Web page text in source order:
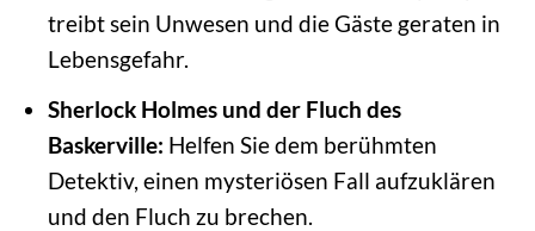
treibt sein Unwesen und die Gäste geraten in
Lebensgefahr.
Sherlock Holmes und der Fluch des
Baskerville: Helfen Sie dem berühmten
Detektiv, einen mysteriösen Fall aufzuklären
und den Fluch zu brechen.